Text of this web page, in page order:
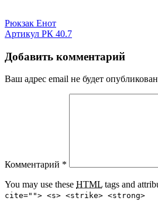
записям
Навигация
по
записям
Рюкзак Енот
Артикул РК 40.7
Добавить комментарий
Ваш адрес email не будет
Комментарий *
You may use these HTML tags and
cite=""> <s> <strike> <strong>